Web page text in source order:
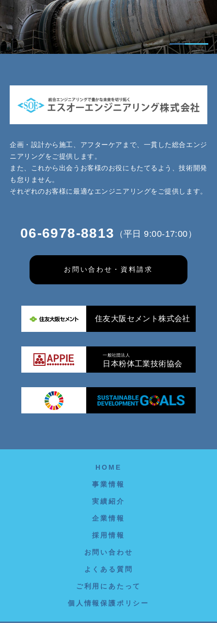
企画・設計から施工、アフターケアまで、一貫した総合エンジ
ニアリングをご提供します。
また、これから出会うお客様のお役にもたてるよう、技術開発
も怠りません。
それぞれのお客様に最適なエンジニアリングをご提供します。
06-6978-8813 （平日 9:00-17:00）
お問い合わせ・資料請求
住友大阪セメント株式会社
一般社団法人
日本粉体工業技術協会
HOME
事業情報
実績紹介
企業情報
採用情報
お問い合わせ
よくある質問
ご利用にあたって
個人情報保護ポリシー